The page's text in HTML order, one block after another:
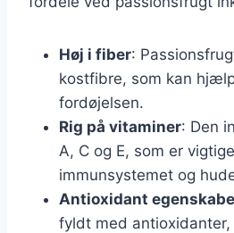
Høj i fiber:
kostfibre, som kan
fordøjelsen.
Rig på vitaminer: Den
A, C og E, som er
immunsystemet og
Antioxidant
fyldt med